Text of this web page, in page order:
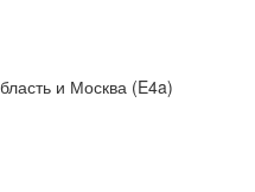
и Москва (E4a)